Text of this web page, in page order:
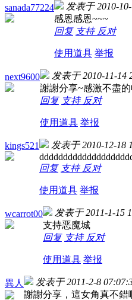
sanada77224 发表于 2010-
感恩感恩~~~
回复 支持 反对
使用道具 举报
next9600 发表于 2010-11-14
謝謝分享~感激不盡
回复 支持 反对
使用道具 举报
kings521 发表于 2010-12-18
回复 支持 反对
使用道具 举报
wcarrot00 发表于 2011-1-15
支持恶魔城
回复 支持 反对
使用道具 举报
異人 发表于 2011-2-8
謝謝分享，這女角真不錯